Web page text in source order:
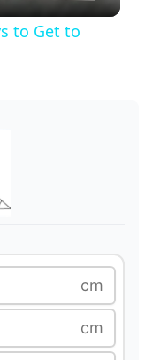
to Get to
cm
cm